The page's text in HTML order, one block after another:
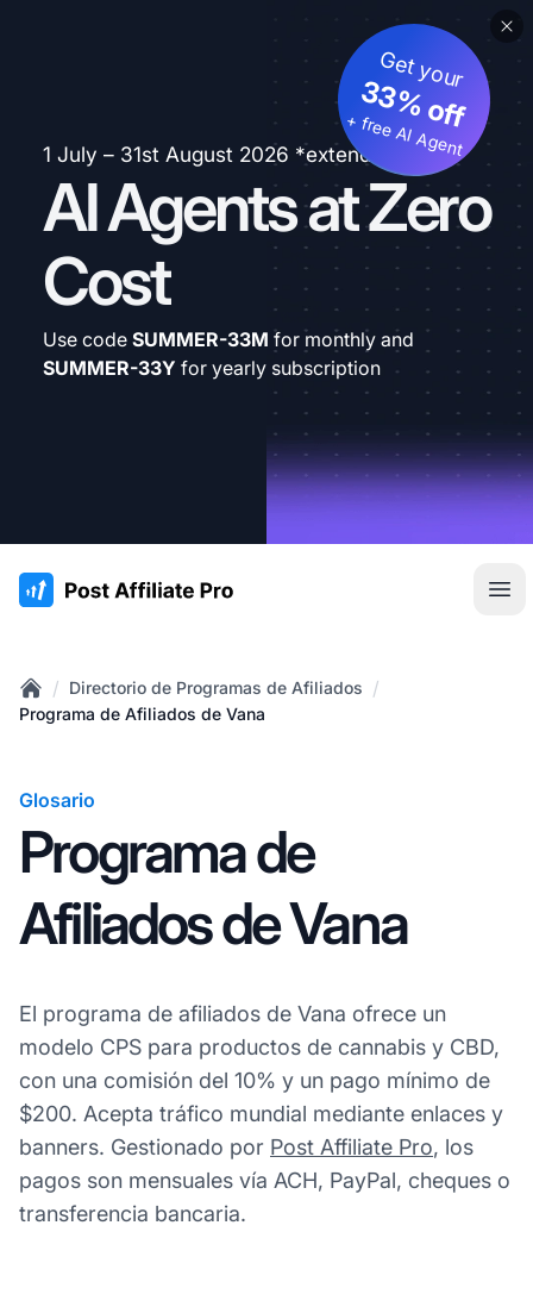
1 July – 31st August 2026 *extended
AI Agents at Zero
Cost
Get your
33% off
+ free AI Agent
Use code SUMMER-33M for monthly and
SUMMER-33Y for yearly subscription
:site.title
Home
/ Directorio de Programas de Afiliados /
Programa de Afiliados de Vana
Glosario
Programa de
Afiliados de Vana
El programa de afiliados de Vana ofrece un
modelo CPS para productos de cannabis y CBD,
con una comisión del 10% y un pago mínimo de
$200. Acepta tráfico mundial mediante enlaces y
banners. Gestionado por Post Affiliate Pro, los
pagos son mensuales vía ACH, PayPal, cheques o
transferencia bancaria.